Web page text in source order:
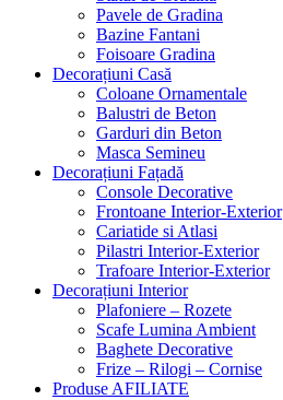
Pavele de Gradina
Bazine Fantani
Foisoare Gradina
Decorațiuni Casă
Coloane Ornamentale
Balustri de Beton
Garduri din Beton
Masca Semineu
Decorațiuni Fațadă
Console Decorative
Frontoane Interior-Exterior
Cariatide si Atlasi
Pilastri Interior-Exterior
Trafoare Interior-Exterior
Decorațiuni Interior
Plafoniere – Rozete
Scafe Lumina Ambient
Baghete Decorative
Frize – Rilogi – Cornise
Produse AFILIATE